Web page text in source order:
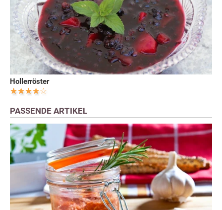
Hollerröster
PASSENDE ARTIKEL